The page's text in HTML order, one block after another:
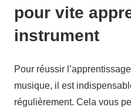
pour vite
instrument
Pour réussir
musique, il est
régulièrement. Cela vous